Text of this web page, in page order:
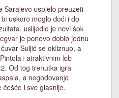
Sarajevo uspjelo preuzeti
uskoro moglo doći i do
uslijedio je novi šok
je ponovo dobio jednu
Suljić se okliznuo, a
i atraktivnim lob
Od tog trenutka igra
a negodovanje
češće i sve glasnije.